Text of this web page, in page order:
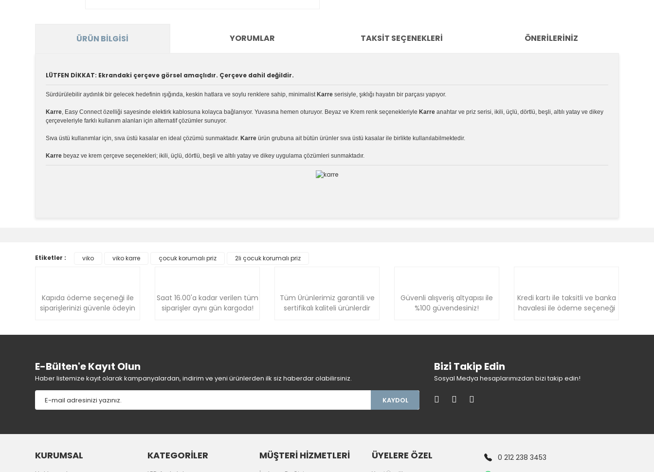
ÜRÜN BILGISI YORUMLAR TAKSIT SEÇENEKLERI ÖNERILERINIZ
LÜTFEN DİKKAT: Ekrandaki çerçeve görsel amaçlıdır. Çerçeve dahil değildir.
Sürdürülebilir aydınlık bir gelecek hedefinin ışığında, keskin hatlara ve soylu renklere sahip, minimalist Karre serisiyle, şıklığı hayatın bir parçası yapıyor.
Karre , Easy Connect özelliği sayesinde elektirk kablosuna kolayca bağlanıyor. Yuvasına hemen oturuyor. Beyaz ve Krem renk seçenekleriyle Karre anahtar ve priz serisi, ikili, üçlü, dörtlü, beşli, altılı yatay ve dikey
çerçeveleriyle farklı kullanım alanları için alternatif çözümler sunuyor.
Sıva üstü kullanımlar için, sıva üstü kasalar en ideal çözümü sunmaktadır. Karre ürün grubuna ait bütün ürünler sıva üstü kasalar ile birlikte kullanılabilmektedir.
Karre beyaz ve krem çerçeve seçenekleri; ikili, üçlü, dörtlü, beşli ve altılı yatay ve dikey uygulama çözümleri sunmaktadır.
Ürün fiyatı diğer sitelerden daha pahalı.
Bu ürüne benzer farklı alternatifler olmalı.
Etiketler : viko viko karre çocuk korumalı priz 2li çocuk korumalı priz
Kapıda ödeme seçeneği ile
siparişlerinizi güvenle ödeyin
Saat 16.00'a kadar verilen tüm
siparişler aynı gün kargoda!
Tüm Ürünlerimiz garantili ve
sertifikalı kaliteli ürünlerdir
Güvenli alışveriş altyapısı ile
%100 güvendesiniz!
Kredi kartı ile taksitli ve banka
havalesi ile ödeme seçeneği
E-Bülten'e Kayıt Olun
Haber listemize kayıt olarak kampanyalardan, indirim ve yeni ürünlerden ilk siz haberdar olabilirsiniz.
KAYDOL
Bizi Takip Edin
Sosyal Medya hesaplarımızdan bizi takip edin!
KURUMSAL KATEGORİLER MÜŞTERİ HİZMETLERİ ÜYELERE ÖZEL
0 212 238 3453